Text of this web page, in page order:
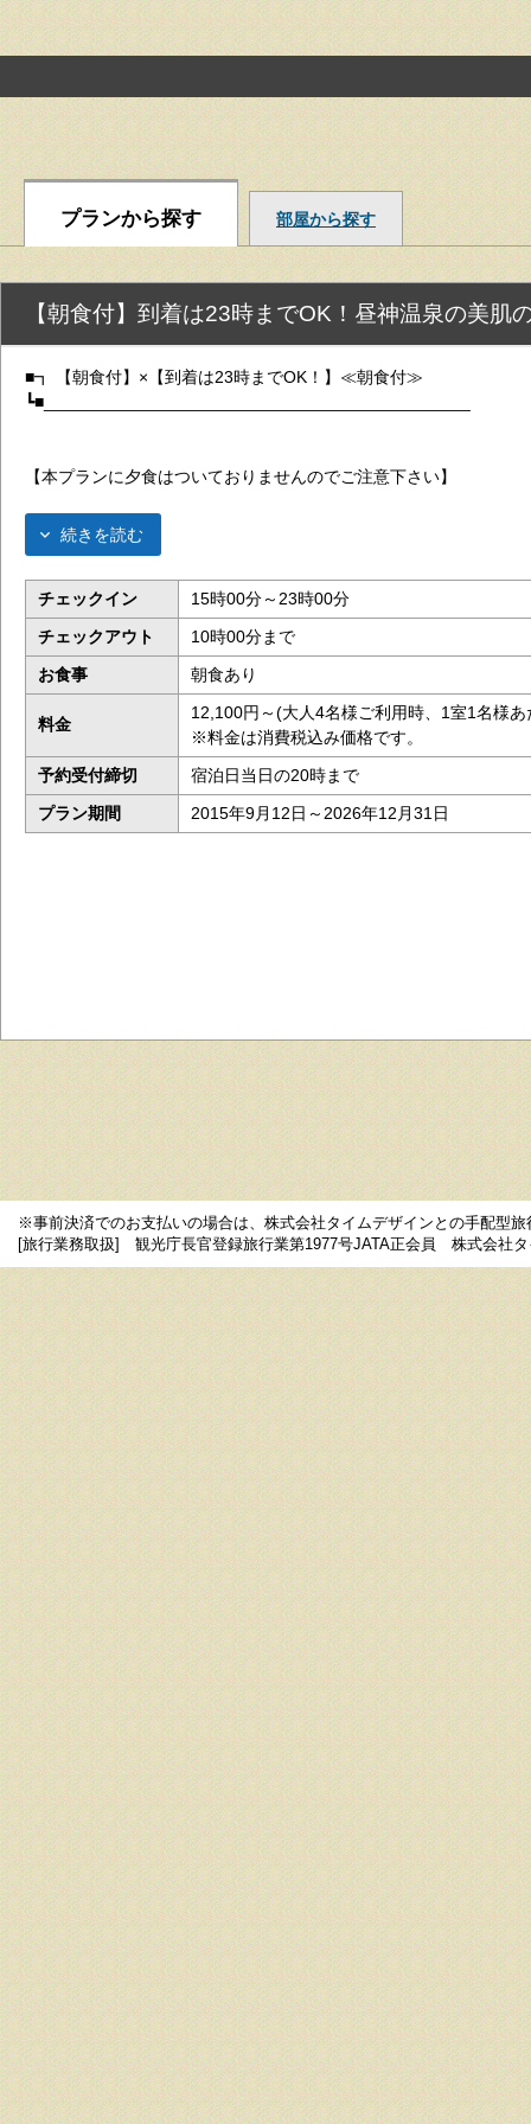
プランから探す 部屋から探す
【朝食付】到着は23時までOK！昼神温泉の美肌
■┓ 【朝食付】×【到着は23時までOK！】≪朝食付≫
┗■_____________________________________________
【本プランに夕食はついておりませんのでご注意下さい】
続きを読む
チェックイン
15時00分～23時00分
チェックアウト
10時00分まで
お食事
朝食あり
料金
12,100円～(大人4名様ご利用時、1室1名様あ
※料金は消費税込み価格です。
予約受付締切
宿泊日当日の20時まで
プラン期間
2015年9月12日～2026年12月31日
※事前決済でのお支払いの場合は、株式会社タイムデザインとの手配型
[旅行業務取扱] 観光庁長官登録旅行業第1977号JATA正会員 株式会